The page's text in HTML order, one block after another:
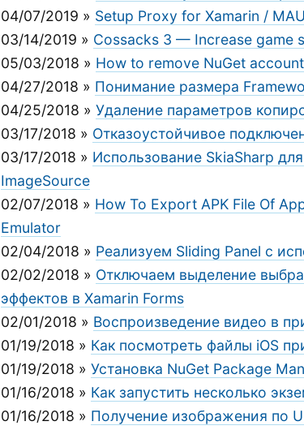
04/07/2019 » Setup Proxy for Xamarin /
03/14/2019 » Cossacks 3 — Increase game
05/03/2018 » How to remove NuGet
04/27/2018 » Понимание размера
04/25/2018 » Удаление параметров
03/17/2018 » Отказоустойчивое
03/17/2018 » Использование SkiaSharp
ImageSource
02/07/2018 » How To Export APK File Of
Emulator
02/04/2018 » Реализуем Sliding Panel с
02/02/2018 » Отключаем выделение
эффектов в Xamarin Forms
02/01/2018 » Воспроизведение видео в
01/19/2018 » Как посмотреть файлы iOS
01/19/2018 » Установка NuGet Package
01/16/2018 » Как запустить несколько
01/16/2018 » Получение изображения по